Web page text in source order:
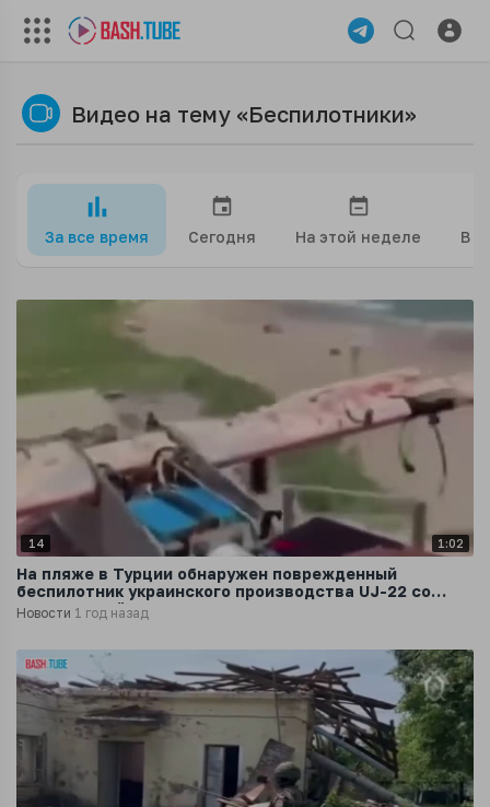
Видео на тему «Беспилотники»
За все время Сегодня На этой неделе В
14 1:02
На пляже в Турции обнаружен поврежденный
беспилотник украинского производства UJ-22 со
взрывчаткой
Новости 1 год назад